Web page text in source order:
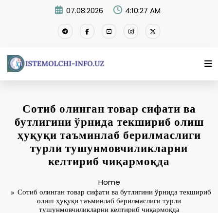
07.08.2026 4:10:27 AM
Сотиб олинган товар сифати ва
бутлигини ўрнида текшириб олиш
ҳуқуқи таъминлаб берилмаслиги
турли тушунмовчиликларни
келтириб чиқармоқда
Home
Сотиб олинган товар сифати ва бутлигини ўрнида текшириб
олиш ҳуқуқи таъминлаб берилмаслиги турли
тушунмовчиликларни келтириб чиқармоқда